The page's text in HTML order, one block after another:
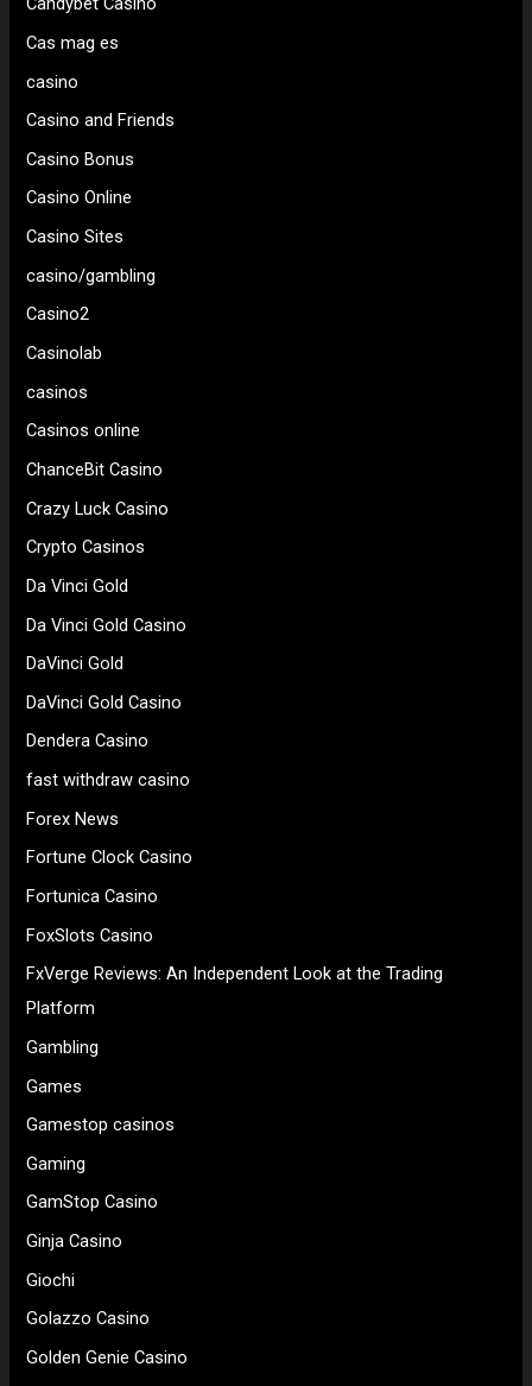
Cas mag es
casino
Casino and Friends
Casino Bonus
Casino Online
Casino Sites
casino/gambling
Casino2
Casinolab
casinos
Casinos online
ChanceBit Casino
Crazy Luck Casino
Crypto Casinos
Da Vinci Gold
Da Vinci Gold Casino
DaVinci Gold
DaVinci Gold Casino
Dendera Casino
fast withdraw casino
Forex News
Fortune Clock Casino
Fortunica Casino
FoxSlots Casino
FxVerge Reviews: An Independent Look at the Trading
Platform
Gambling
Games
Gamestop casinos
Gaming
GamStop Casino
Ginja Casino
Giochi
Golazzo Casino
Golden Genie Casino